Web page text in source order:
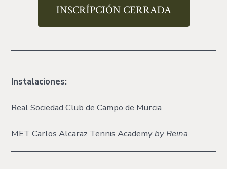
INSCRÍPCIÓN CERRADA
Instalaciones:
Real Sociedad Club de Campo de Murcia
MET Carlos Alcaraz Tennis Academyby Reina